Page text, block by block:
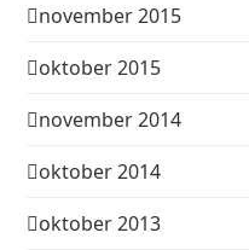
november 2015
oktober 2015
november 2014
oktober 2014
oktober 2013